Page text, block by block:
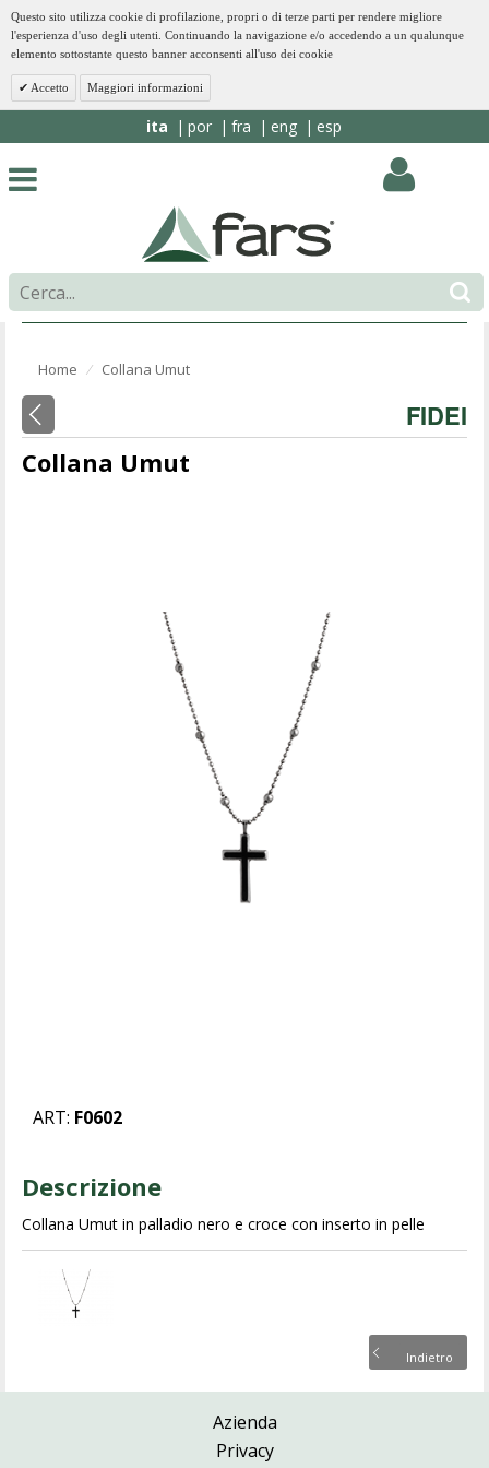
Questo sito utilizza cookie di profilazione, propri o di terze parti per rendere migliore
l'esperienza d'uso degli utenti. Continuando la navigazione e/o accedendo a un qualunque
elemento sottostante questo banner acconsenti all'uso dei cookie
Accetto Maggiori informazioni
ita por fra eng esp
Home ⁄ Collana Umut
FIDEI
Collana Umut
ART: F0602
Descrizione
Collana Umut in palladio nero e croce con inserto in pelle
Indietro
Azienda
Privacy